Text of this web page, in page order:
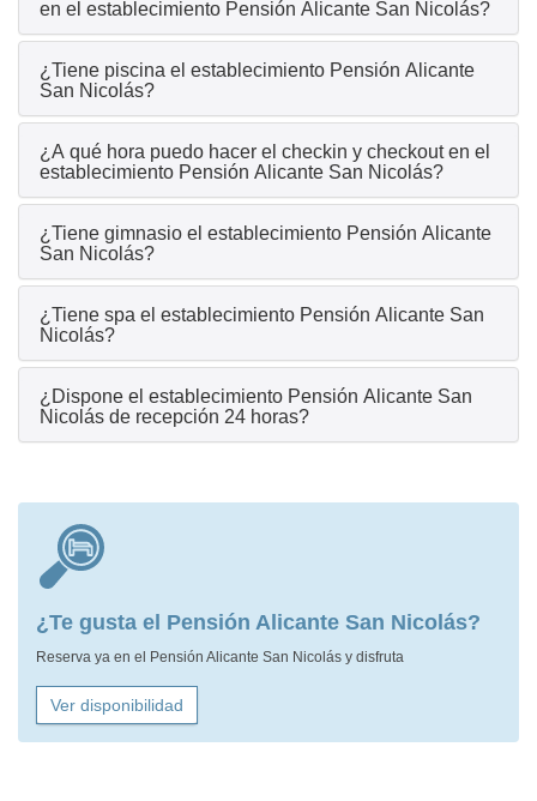
en el establecimiento Pensión Alicante San Nicolás?
¿Tiene piscina el establecimiento Pensión Alicante
San Nicolás?
¿A qué hora puedo hacer el checkin y checkout en el
establecimiento Pensión Alicante San Nicolás?
¿Tiene gimnasio el establecimiento Pensión Alicante
San Nicolás?
¿Tiene spa el establecimiento Pensión Alicante San
Nicolás?
¿Dispone el establecimiento Pensión Alicante San
Nicolás de recepción 24 horas?
¿Te gusta el Pensión Alicante San Nicolás?
Reserva ya en el Pensión Alicante San Nicolás y disfruta
Ver disponibilidad